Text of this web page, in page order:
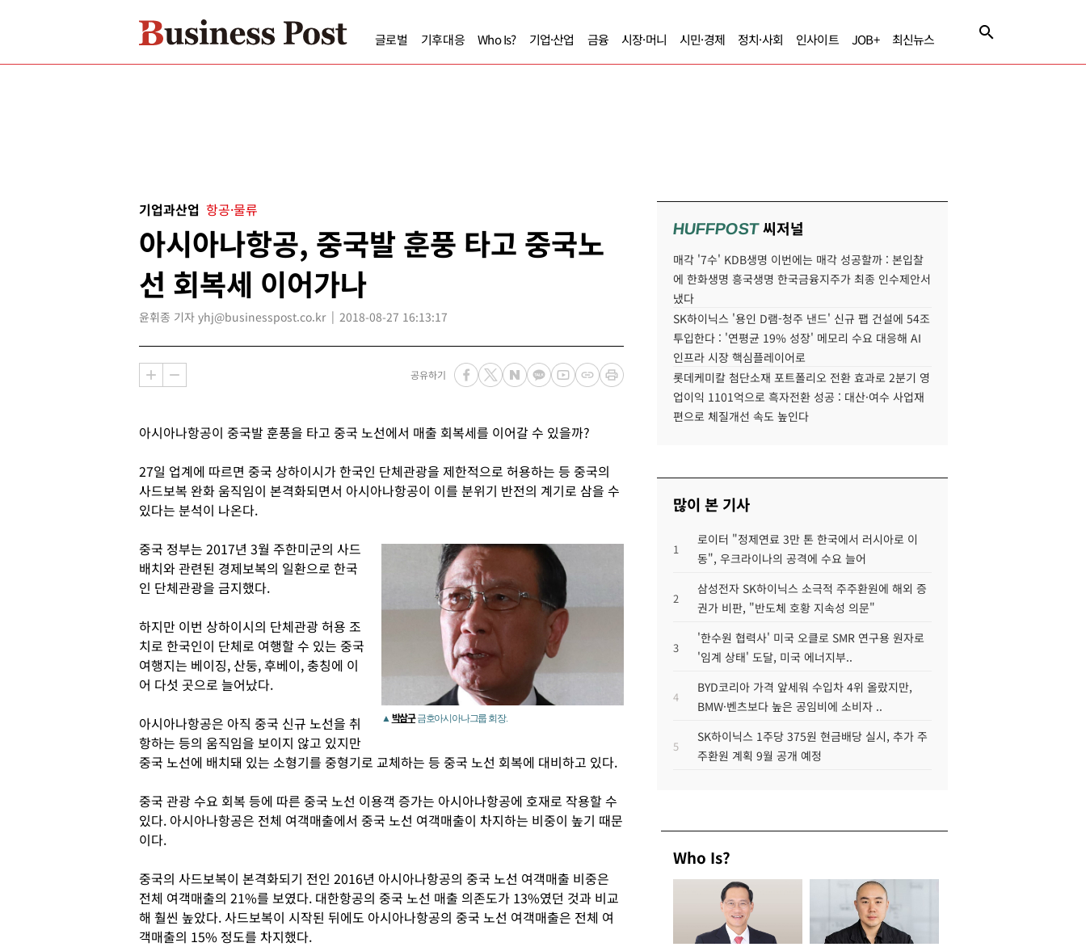
글로벌 기후대응 Who Is? 기업·산업 금융 시장·머니 시민·경제 정치·사회 인사이트 JOB+ 최신뉴스
기업과산업 항공·물류
아시아나항공, 중국발 훈풍 타고 중국노
선 회복세 이어가나
윤휘종 기자 yhj@businesspost.co.kr 2018-08-27 16:13:17
공유하기
아시아나항공이 중국발 훈풍을 타고 중국 노선에서 매출 회복세를 이어갈 수 있을까?
27일 업계에 따르면 중국 상하이시가 한국인 단체관광을 제한적으로 허용하는 등 중국의
사드보복 완화 움직임이 본격화되면서 아시아나항공이 이를 분위기 반전의 계기로 삼을 수
있다는 분석이 나온다.
▲ 박삼구금호아시아나그룹 회장.
중국 정부는 2017년 3월 주한미군의 사드
배치와 관련된 경제보복의 일환으로 한국
인 단체관광을 금지했다.
하지만 이번 상하이시의 단체관광 허용 조
치로 한국인이 단체로 여행할 수 있는 중국
여행지는 베이징, 산둥, 후베이, 충칭에 이
어 다섯 곳으로 늘어났다.
아시아나항공은 아직 중국 신규 노선을 취
항하는 등의 움직임을 보이지 않고 있지만
중국 노선에 배치돼 있는 소형기를 중형기로 교체하는 등 중국 노선 회복에 대비하고 있다.
중국 관광 수요 회복 등에 따른 중국 노선 이용객 증가는 아시아나항공에 호재로 작용할 수
있다. 아시아나항공은 전체 여객매출에서 중국 노선 여객매출이 차지하는 비중이 높기 때문
이다.
중국의 사드보복이 본격화되기 전인 2016년 아시아나항공의 중국 노선 여객매출 비중은
전체 여객매출의 21%를 보였다. 대한항공의 중국 노선 매출 의존도가 13%였던 것과 비교
해 훨씬 높았다. 사드보복이 시작된 뒤에도 아시아나항공의 중국 노선 여객매출은 전체 여
객매출의 15% 정도를 차지했다.
HUFFPOST씨저널
매각 '7수' KDB생명 이번에는 매각 성공할까 : 본입찰
에 한화생명 흥국생명 한국금융지주가 최종 인수제안서
냈다
SK하이닉스 '용인 D램-청주 낸드' 신규 팹 건설에 54조
투입한다 : '연평균 19% 성장' 메모리 수요 대응해 AI
인프라 시장 핵심플레이어로
롯데케미칼 첨단소재 포트폴리오 전환 효과로 2분기 영
업이익 1101억으로 흑자전환 성공 : 대산·여수 사업재
편으로 체질개선 속도 높인다
많이 본 기사
1
로이터 "정제연료 3만 톤 한국에서 러시아로 이
동", 우크라이나의 공격에 수요 늘어
2
삼성전자 SK하이닉스 소극적 주주환원에 해외 증
권가 비판, "반도체 호황 지속성 의문"
3
'한수원 협력사' 미국 오클로 SMR 연구용 원자로
'임계 상태' 도달, 미국 에너지부..
4
BYD코리아 가격 앞세워 수입차 4위 올랐지만,
BMW·벤츠보다 높은 공임비에 소비자 ..
5
SK하이닉스 1주당 375원 현금배당 실시, 추가 주
주환원 계획 9월 공개 예정
Who Is?